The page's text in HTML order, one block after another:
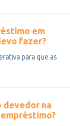
em
fazer?
para que as
devedor na